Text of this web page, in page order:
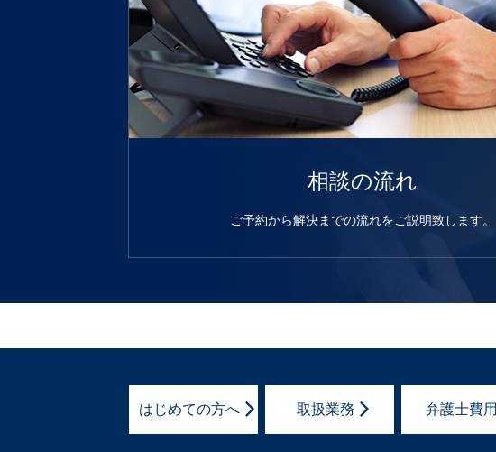
相談の流れ
ご予約から解決までの流れをご説明致します。
はじめての方へ 取扱業務 弁護士費用